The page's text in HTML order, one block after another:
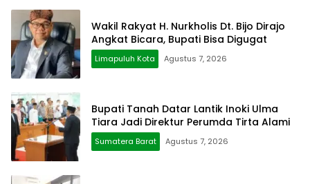
Wakil Rakyat H. Nurkholis Dt. Bijo Dirajo
Angkat Bicara, Bupati Bisa Digugat
Limapuluh Kota Agustus 7, 2026
Bupati Tanah Datar Lantik Inoki Ulma
Tiara Jadi Direktur Perumda Tirta Alami
Sumatera Barat Agustus 7, 2026